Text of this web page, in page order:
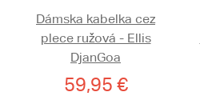
Dámska kabelka cez
plece ružová - Ellis
DjanGoa
59,95 €